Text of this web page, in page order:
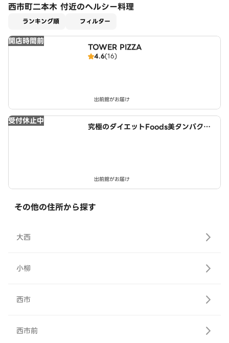
西市町二本木 付近のヘルシー料理
ランキング順 フィルター
開店時間前
TOWER PIZZA
4.6(16)
出前館がお届け
受付休止中
究極のダイエットFoods美タンパクラ
出前館がお届け
その他の住所から探す
大西
小柳
西市
西市前